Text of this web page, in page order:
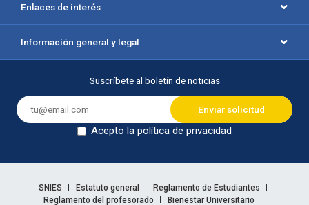
Enlaces de interés
Información general y legal
Suscríbete al boletín de noticias
Acepto la política de privacidad
Enlaces legales
SNIES Estatuto general
Reglamento de Estudiantes
Reglamento del profesorado
Bienestar Universitario